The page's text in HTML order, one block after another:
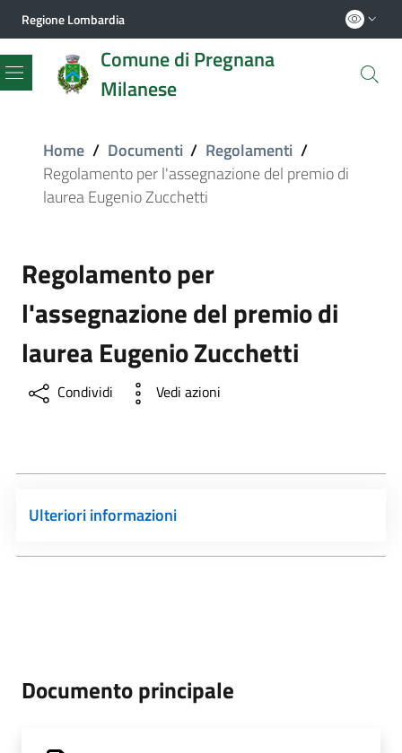
Regione Lombardia
Comune di Pregnana
Milanese
Menu
Home / Documenti / Regolamenti /
Regolamento per l'assegnazione del premio di
laurea Eugenio Zucchetti
Regolamento per
l'assegnazione del premio di
laurea Eugenio Zucchetti
Condividi Vedi azioni
Ulteriori informazioni
Documento principale